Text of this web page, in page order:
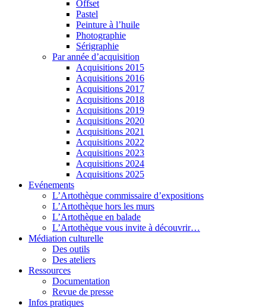
Offset
Pastel
Peinture à l’huile
Photographie
Sérigraphie
Par année d’acquisition
Acquisitions 2015
Acquisitions 2016
Acquisitions 2017
Acquisitions 2018
Acquisitions 2019
Acquisitions 2020
Acquisitions 2021
Acquisitions 2022
Acquisitions 2023
Acquisitions 2024
Acquisitions 2025
Evénements
L’Artothèque commissaire d’expositions
L’Artothèque hors les murs
L’Artothèque en balade
L’Artothèque vous invite à découvrir…
Médiation culturelle
Des outils
Des ateliers
Ressources
Documentation
Revue de presse
Infos pratiques